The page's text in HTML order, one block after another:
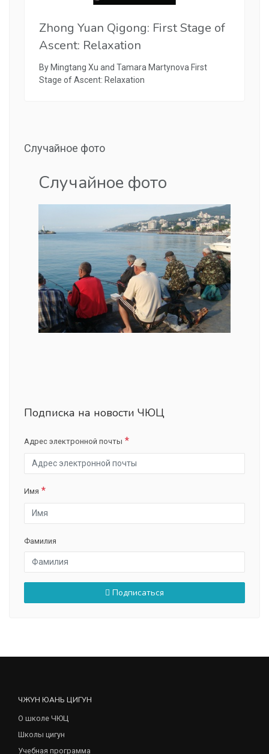
Zhong Yuan Qigong: First Stage of
Ascent: Relaxation
By Mingtang Xu and Tamara Martynova First
Stage of Ascent: Relaxation
Случайное фото
Случайное фото
Подписка на новости ЧЮЦ
Адрес электронной почты
Имя
Фамилия
Подписаться
ЧЖУН ЮАНЬ ЦИГУН
О школе ЧЮЦ
Школы цигун
Учебная программа